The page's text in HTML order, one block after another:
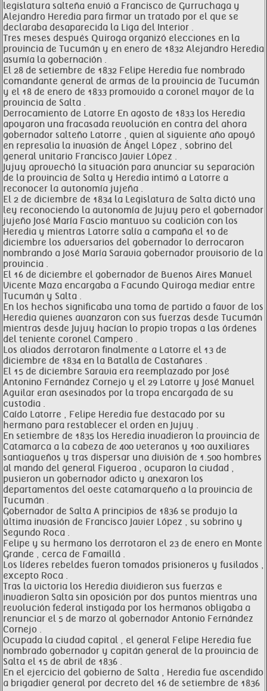
legislatura salteña envió a Francisco de Gurruchaga y
Alejandro Heredia para firmar un tratado por el que se
declaraba desaparecida la Liga del Interior .
Tres meses después Quiroga organizó elecciones en la
provincia de Tucumán y en enero de 1832 Alejandro Heredia
asumía la gobernación .
El 28 de setiembre de 1832 Felipe Heredia fue nombrado
comandante general de armas de la provincia de Tucumán
y el 18 de enero de 1833 promovido a coronel mayor de la
provincia de Salta .
Derrocamiento de Latorre En agosto de 1833 los Heredia
apoyaron una fracasada revolución en contra del ahora
gobernador salteño Latorre , quien al siguiente año apoyó
en represalia la invasión de Ángel López , sobrino del
general unitario Francisco Javier López .
Jujuy aprovechó la situación para anunciar su separación
de la provincia de Salta y Heredia intimó a Latorre a
reconocer la autonomía jujeña .
El 2 de diciembre de 1834 la Legislatura de Salta dictó una
ley reconociendo la autonomía de Jujuy pero el gobernador
jujeño José María Fascio mantuvo su coalición con los
Heredia y mientras Latorre salía a campaña el 10 de
diciembre los adversarios del gobernador lo derrocaron
nombrando a José María Saravia gobernador provisorio de la
provincia .
El 16 de diciembre el gobernador de Buenos Aires Manuel
Vicente Maza encargaba a Facundo Quiroga mediar entre
Tucumán y Salta .
En los hechos significaba una toma de partido a favor de los
Heredia quienes avanzaron con sus fuerzas desde Tucumán
mientras desde Jujuy hacían lo propio tropas a las órdenes
del teniente coronel Campero .
Los aliados derrotaron finalmente a Latorre el 13 de
diciembre de 1834 en la Batalla de Castañares .
El 15 de diciembre Saravia era reemplazado por José
Antonino Fernández Cornejo y el 29 Latorre y José Manuel
Aguilar eran asesinados por la tropa encargada de su
custodia .
Caído Latorre , Felipe Heredia fue destacado por su
hermano para restablecer el orden en Jujuy .
En setiembre de 1835 los Heredia invadieron la provincia de
Catamarca a la cabeza de 400 veteranos y 100 auxiliares
santiagueños y tras dispersar una división de 1.500 hombres
al mando del general Figueroa , ocuparon la ciudad ,
pusieron un gobernador adicto y anexaron los
departamentos del oeste catamarqueño a la provincia de
Tucumán .
Gobernador de Salta A principios de 1836 se produjo la
última invasión de Francisco Javier López , su sobrino y
Segundo Roca .
Felipe y su hermano los derrotaron el 23 de enero en Monte
Grande , cerca de Famaillá .
Los líderes rebeldes fueron tomados prisioneros y fusilados ,
excepto Roca .
Tras la victoria los Heredia dividieron sus fuerzas e
invadieron Salta sin oposición por dos puntos mientras una
revolución federal instigada por los hermanos obligaba a
renunciar el 5 de marzo al gobernador Antonio Fernández
Cornejo .
Ocupada la ciudad capital , el general Felipe Heredia fue
nombrado gobernador y capitán general de la provincia de
Salta el 15 de abril de 1836 .
En el ejercicio del gobierno de Salta , Heredia fue ascendido
a brigadier general por decreto del 16 de setiembre de 1836